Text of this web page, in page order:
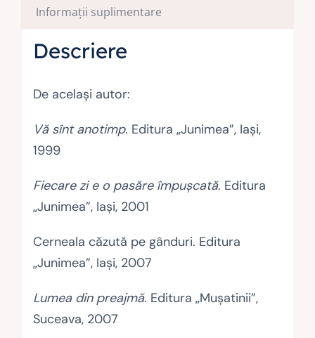
Informații suplimentare
Descriere
De același autor:
Vă sînt anotimp. Editura „Junimea”, Iași,
1999
Fiecare zi e o pasăre împușcată. Editura
„Junimea”, Iași, 2001
Cerneala căzută pe gânduri. Editura
„Junimea”, Iași, 2007
Lumea din preajmă. Editura „Mușatinii”,
Suceava, 2007